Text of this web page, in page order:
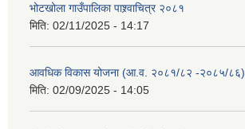
भोटखोला गाउँपालिका पाश्र्वाचित्र २०८१
मिति: 02/11/2025 - 14:17
आवधिक विकास योजना (आ.व. २०८१/८२ -२०८५/८६)
मिति: 02/09/2025 - 14:05